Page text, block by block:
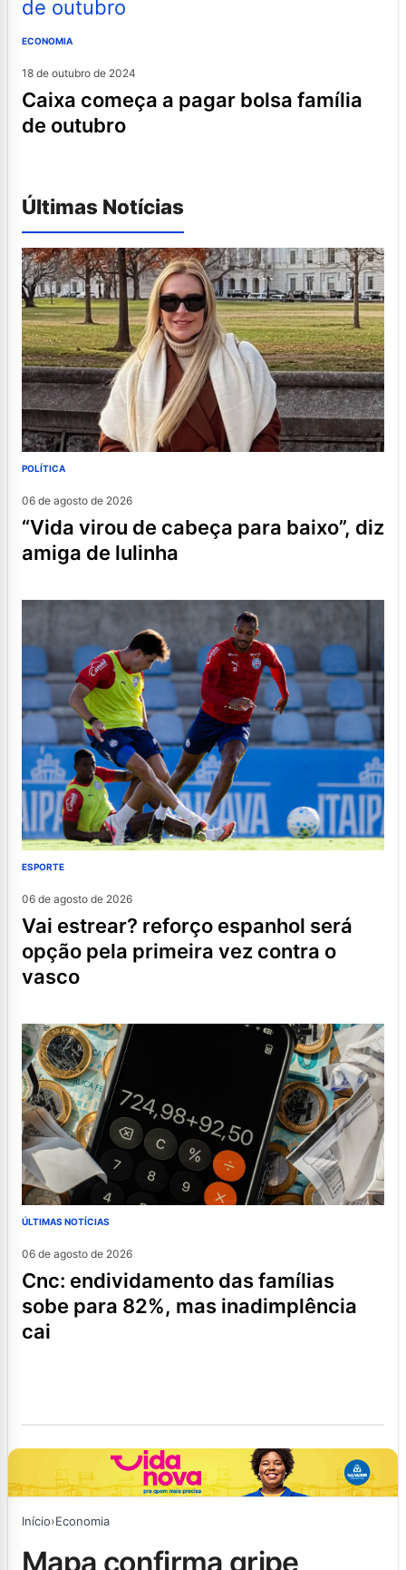
ECONOMIA
18 de outubro de 2024
caixa começa a pagar bolsa família
de outubro
Últimas Notícias
POLÍTICA
06 de agosto de 2026
“vida virou de cabeça para baixo”, diz
amiga de lulinha
ESPORTE
06 de agosto de 2026
vai estrear? reforço espanhol será
opção pela primeira vez contra o
vasco
ÚLTIMAS NOTÍCIAS
06 de agosto de 2026
cnc: endividamento das famílias
sobe para 82%, mas inadimplência
cai
Início›Economia
mapa confirma gripe